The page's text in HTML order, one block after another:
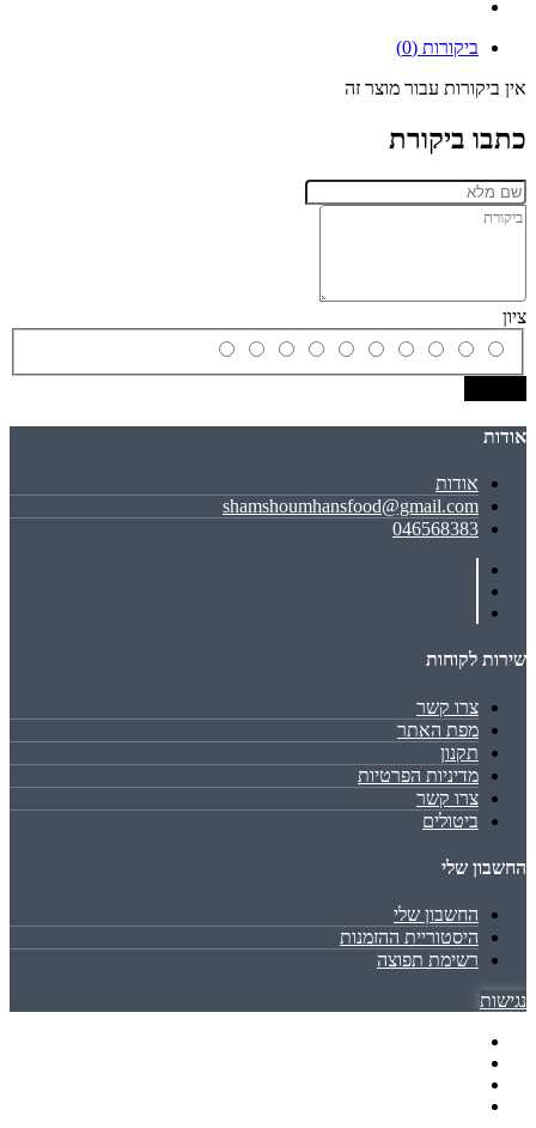
ביקורות (0)
אין ביקורות עבור מוצר זה
כתבו ביקורת
ציון
אודות
אודות
shamshoumhansfood@gmail.com
046568383
שירות לקוחות
צרו קשר
מפת האתר
תקנון
מדיניות הפרטיות
צרו קשר
ביטולים
החשבון שלי
החשבון שלי
היסטוריית ההזמנות
רשימת תפוצה
נגישות